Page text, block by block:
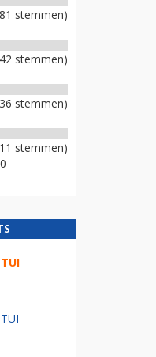
stemmen)
stemmen)
stemmen)
stemmen)
TUI
TUI